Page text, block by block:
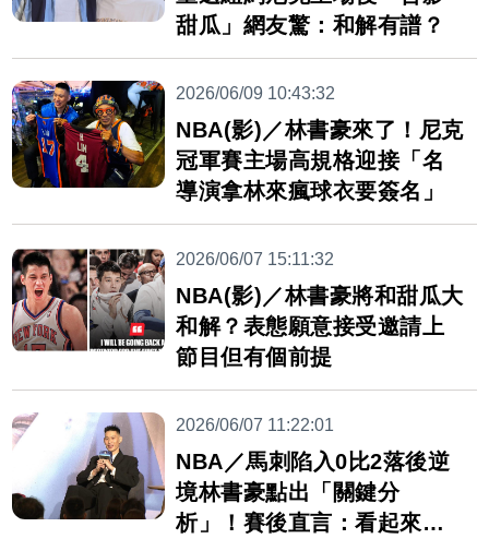
甜瓜」網友驚：和解有譜？
2026/06/09 10:43:32
NBA(影)／林書豪來了！尼克
冠軍賽主場高規格迎接「名
導演拿林來瘋球衣要簽名」
2026/06/07 15:11:32
NBA(影)／林書豪將和甜瓜大
和解？表態願意接受邀請上
節目但有個前提
2026/06/07 11:22:01
NBA／馬刺陷入0比2落後逆
境林書豪點出「關鍵分
析」！賽後直言：看起來不